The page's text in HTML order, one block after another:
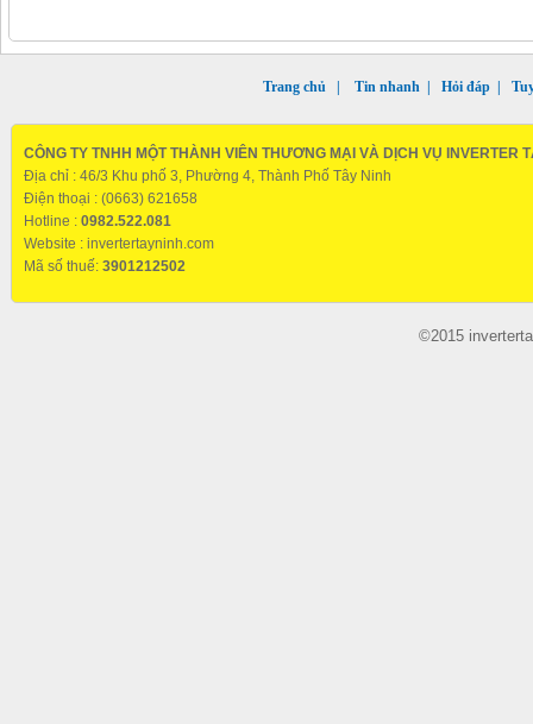
Trang chủ Tin nhanh Hỏi đáp
CÔNG TY TNHH MỘT THÀNH VIÊN THƯƠNG MẠI VÀ DỊCH VỤ INVERTER
Địa chỉ : 46/3 Khu phố 3, Phường 4, Thành Phố Tây Ninh
Điện thoại : (0663) 621658
Hotline : 0982.522.081
Website : invertertayninh.com
Mã số thuế: 3901212502
©2015